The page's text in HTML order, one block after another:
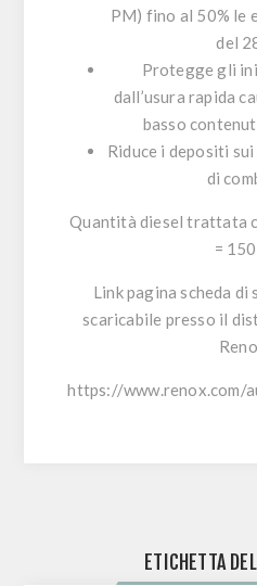
PM) fino al 50% le
del
Protegge gli
dall’usura rapida
basso
Riduce i depositi
di
Quantità diesel trattata
=
Link pagina scheda
scaricabile presso il
https://www.renox.com/
ETICHETTA